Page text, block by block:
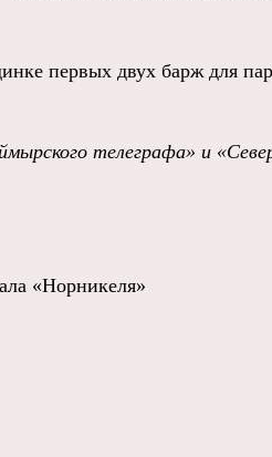
первых двух барж для
телеграфа» и
«Норникеля»